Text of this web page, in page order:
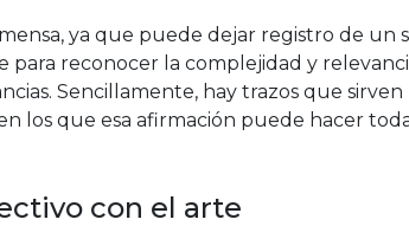
ya que puede dejar registro de un
reconocer la complejidad y
Sencillamente, hay trazos que
los que esa afirmación puede hacer
con el arte